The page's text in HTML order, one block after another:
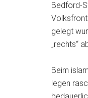
Bedford-
gelegt
„rechts“
Beim
legen